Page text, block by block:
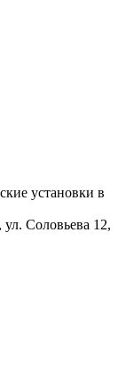
установки в
Соловьева 12,